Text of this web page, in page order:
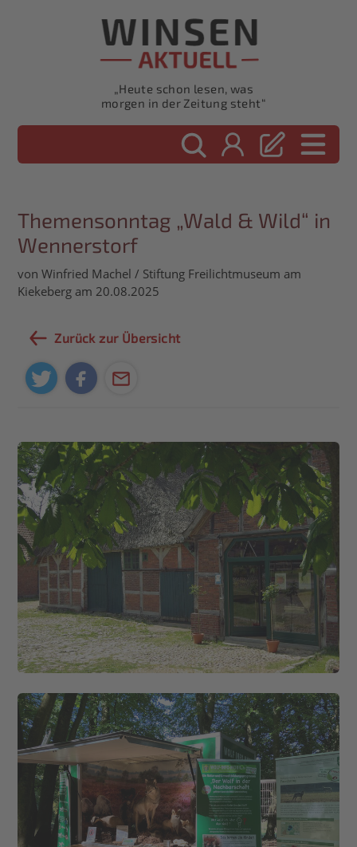
„Heute schon lesen, was
morgen in der Zeitung steht“
Themensonntag „Wald & Wild“ in
Wennerstorf
von Winfried Machel / Stiftung Freilichtmuseum am
Kiekeberg am 20.08.2025
Zurück zur Übersicht